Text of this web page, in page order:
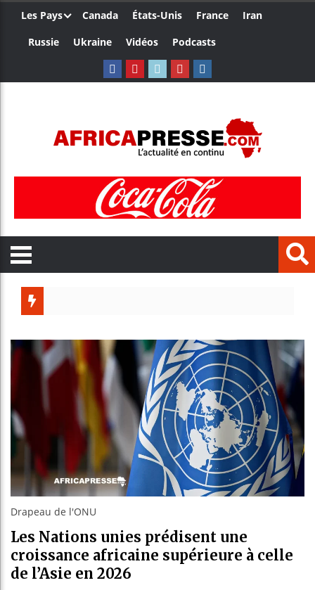
Les Pays Canada États-Unis France
Iran
Russie
Ukraine Vidéos Podcasts
Bénin
Aliko
Drapeau de l'ONU
Les Nations unies prédisent une
croissance africaine supérieure à celle
de l’Asie en 2026